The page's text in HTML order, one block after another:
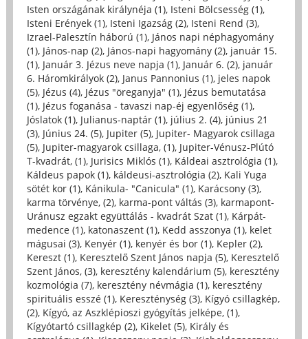
Isten országának királynéja (1), Isteni Bölcsesség (1),
Isteni Erények (1), Isteni Igazság (2), Isteni Rend (3),
Izrael-Palesztín háború (1), János napi néphagyomány
(1), János-nap (2), János-napi hagyomány (2), január 15.
(1), Január 3. Jézus neve napja (1), Január 6. (2), január
6. Háromkirályok (2), Janus Pannonius (1), jeles napok
(5), Jézus (4), Jézus "öreganyja" (1), Jézus bemutatása
(1), Jézus foganása - tavaszi nap-éj egyenlőség (1),
Jóslatok (1), Julianus-naptár (1), július 2. (4), június 21
(3), Június 24. (5), Jupiter (5), Jupiter- Magyarok csillaga
(5), Jupiter-magyarok csillaga, (1), Jupiter-Vénusz-Plútó
T-kvadrát, (1), Jurisics Miklós (1), Káldeai asztrológia (1),
Káldeus papok (1), káldeusi-asztrológia (2), Kali Yuga
sötét kor (1), Kánikula- "Canicula" (1), Karácsony (3),
karma törvénye, (2), karma-pont váltás (3), karmapont-
Uránusz egzakt együttálás - kvadrát Szat (1), Kárpát-
medence (1), katonaszent (1), Kedd asszonya (1), kelet
mágusai (3), Kenyér (1), kenyér és bor (1), Kepler (2),
Kereszt (1), Keresztelő Szent János napja (5), Keresztelő
Szent János, (3), keresztény kalendárium (5), keresztény
kozmológia (7), keresztény névmágia (1), keresztény
spirituális esszé (1), Kereszténység (3), Kígyó csillagkép,
(2), Kígyó, az Aszklépioszi gyógyítás jelképe, (1),
Kígyótartó csillagkép (2), Kikelet (5), Király és